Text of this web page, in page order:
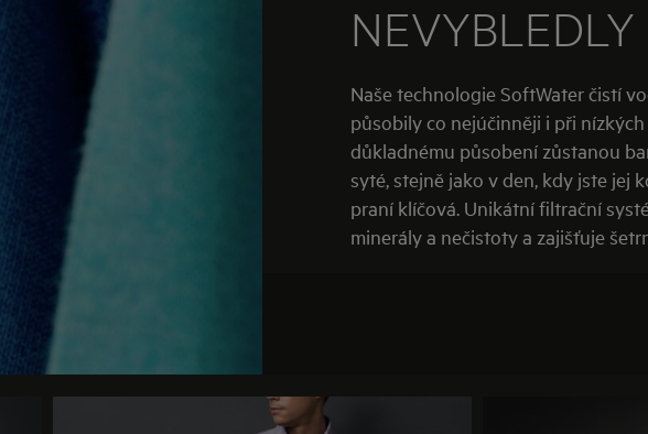
Naše technologie SoftWater čistí
působily co nejúčinněji i při
důkladnému působení zůstanou
syté, stejně jako v den, kdy jste jej
praní klíčová. Unikátní filtrační
minerály a nečistoty a zajišťuje